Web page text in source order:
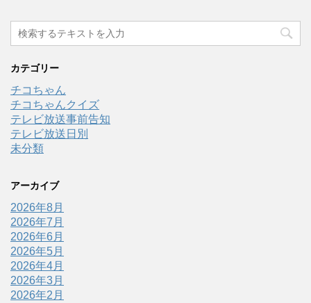
カテゴリー
チコちゃん
チコちゃんクイズ
テレビ放送事前告知
テレビ放送日別
未分類
アーカイブ
2026年8月
2026年7月
2026年6月
2026年5月
2026年4月
2026年3月
2026年2月